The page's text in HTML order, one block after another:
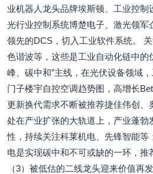
业机器人龙头品牌埃斯顿、工业控制
光行业控制系统博楚电子、激光领军
领先的DCS，切入工业软件系统。
色谐波等，这些是工业自动化链中的
峰、碳中和”主线，在光伏设备领域
门子楼宇自控空调趋势图，高增长
更新换代需求不断被推荐捷佳伟创、
处在产业扩张的大轨道上，产业蓬勃
性，持续关注科莱机电、先锋智能等
电是实现碳中和不可或缺的一环，推
（3）被低估的二线龙头迎来价值再